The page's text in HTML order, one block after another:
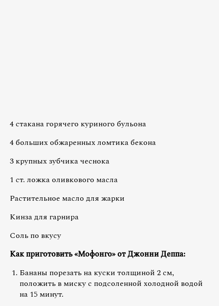
4 стакана горячего куриного бульона
4 больших обжаренных ломтика бекона
3 крупных зубчика чеснока
1 ст. ложка оливкового масла
Растительное масло для жарки
Кинза для гарнира
Соль по вкусу
Как приготовить «Мофонго» от Джонни Деппа:
Бананы порезать на куски толщиной 2 см,
положить в миску с подсоленной холодной водой
на 15 минут.